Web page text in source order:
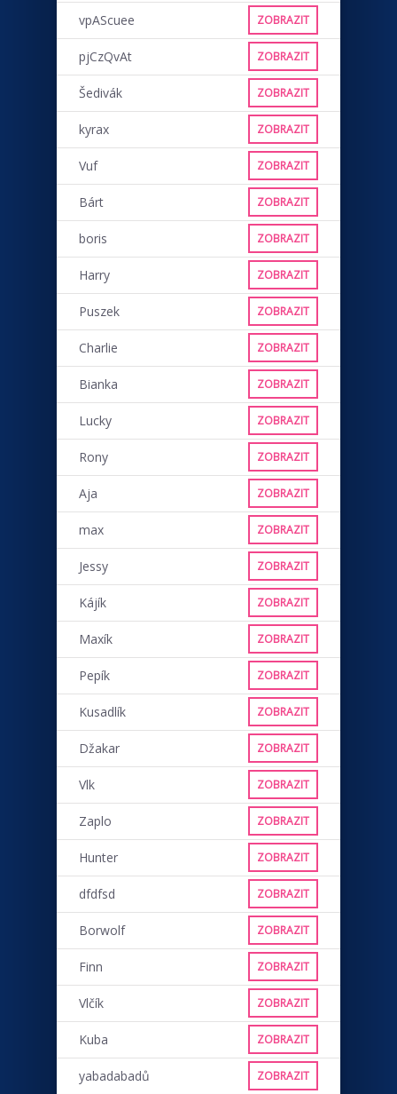
vpAScuee ZOBRAZIT
pjCzQvAt ZOBRAZIT
Šedivák ZOBRAZIT
kyrax ZOBRAZIT
Vuf ZOBRAZIT
Bárt ZOBRAZIT
boris ZOBRAZIT
Harry ZOBRAZIT
Puszek ZOBRAZIT
Charlie ZOBRAZIT
Bianka ZOBRAZIT
Lucky ZOBRAZIT
Rony ZOBRAZIT
Aja ZOBRAZIT
max ZOBRAZIT
Jessy ZOBRAZIT
Kájík ZOBRAZIT
Maxík ZOBRAZIT
Pepík ZOBRAZIT
Kusadlík ZOBRAZIT
Džakar ZOBRAZIT
Vlk ZOBRAZIT
Zaplo ZOBRAZIT
Hunter ZOBRAZIT
dfdfsd ZOBRAZIT
Borwolf ZOBRAZIT
Finn ZOBRAZIT
Vlčík ZOBRAZIT
Kuba ZOBRAZIT
yabadabadů ZOBRAZIT